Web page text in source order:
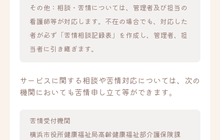
その他：相談・苦情については、管理者及び担当の
看護師等が対応します。不在の場合でも、対応した
者が必ず「苦情相談記録表」を作成し、管理者、担
当者に引き継ぎます。
サービスに関する相談や苦情対応については、次の
機関においても苦情申し立て等ができます。
苦情受付機関
横浜市役所健康福祉局高齢健康福祉部介護保険課